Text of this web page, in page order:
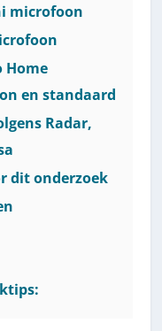
microfoon
Home
en standaard
Radar,
dit onderzoek